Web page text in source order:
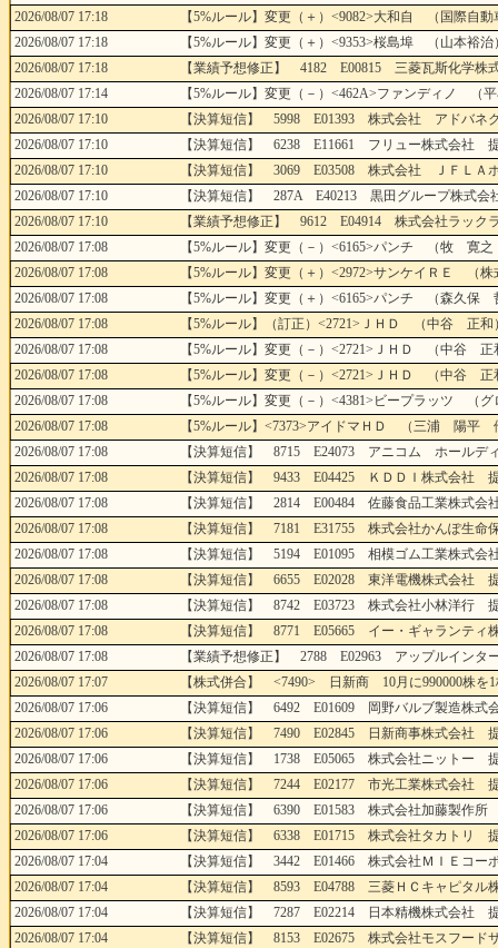
2026/08/07 17:18
【5%ルール】変更（＋）<9082>大和自 （国際自動
2026/08/07 17:18
【5%ルール】変更（＋）<9353>桜島埠 （山本裕治
2026/08/07 17:18
【業績予想修正】 4182 E00815 三菱瓦斯化学株
2026/08/07 17:14
【5%ルール】変更（－）<462A>ファンディノ （
2026/08/07 17:10
【決算短信】 5998 E01393 株式会社 アドバネク
2026/08/07 17:10
【決算短信】 6238 E11661 フリュー株式会社 提
2026/08/07 17:10
【決算短信】 3069 E03508 株式会社 ＪＦＬＡホ
2026/08/07 17:10
【決算短信】 287A E40213 黒田グループ株式会
2026/08/07 17:10
【業績予想修正】 9612 E04914 株式会社ラック
2026/08/07 17:08
【5%ルール】変更（－）<6165>パンチ （牧 寛
2026/08/07 17:08
【5%ルール】変更（＋）<2972>サンケイＲＥ （株
2026/08/07 17:08
【5%ルール】変更（＋）<6165>パンチ （森久保
2026/08/07 17:08
【5%ルール】（訂正）<2721>ＪＨＤ （中谷 正和
2026/08/07 17:08
【5%ルール】変更（－）<2721>ＪＨＤ （中谷 正
2026/08/07 17:08
【5%ルール】変更（－）<2721>ＪＨＤ （中谷 正
2026/08/07 17:08
【5%ルール】変更（－）<4381>ビープラッツ （グ
2026/08/07 17:08
【5%ルール】<7373>アイドマＨＤ （三浦 陽平
2026/08/07 17:08
【決算短信】 8715 E24073 アニコム ホールディ
2026/08/07 17:08
【決算短信】 9433 E04425 ＫＤＤＩ株式会社 提
2026/08/07 17:08
【決算短信】 2814 E00484 佐藤食品工業株式会
2026/08/07 17:08
【決算短信】 7181 E31755 株式会社かんぽ生命
2026/08/07 17:08
【決算短信】 5194 E01095 相模ゴム工業株式会
2026/08/07 17:08
【決算短信】 6655 E02028 東洋電機株式会社 提
2026/08/07 17:08
【決算短信】 8742 E03723 株式会社小林洋行 提
2026/08/07 17:08
【決算短信】 8771 E05665 イー・ギャランティ
2026/08/07 17:08
【業績予想修正】 2788 E02963 アップルインタ
2026/08/07 17:07
【株式併合】 <7490> 日新商 10月に990000株を
2026/08/07 17:06
【決算短信】 6492 E01609 岡野バルブ製造株式
2026/08/07 17:06
【決算短信】 7490 E02845 日新商事株式会社 提
2026/08/07 17:06
【決算短信】 1738 E05065 株式会社ニットー 提
2026/08/07 17:06
【決算短信】 7244 E02177 市光工業株式会社 提
2026/08/07 17:06
【決算短信】 6390 E01583 株式会社加藤製作所
2026/08/07 17:06
【決算短信】 6338 E01715 株式会社タカトリ 提
2026/08/07 17:04
【決算短信】 3442 E01466 株式会社ＭＩＥコー
2026/08/07 17:04
【決算短信】 8593 E04788 三菱ＨＣキャピタル
2026/08/07 17:04
【決算短信】 7287 E02214 日本精機株式会社 提
2026/08/07 17:04
【決算短信】 8153 E02675 株式会社モスフード